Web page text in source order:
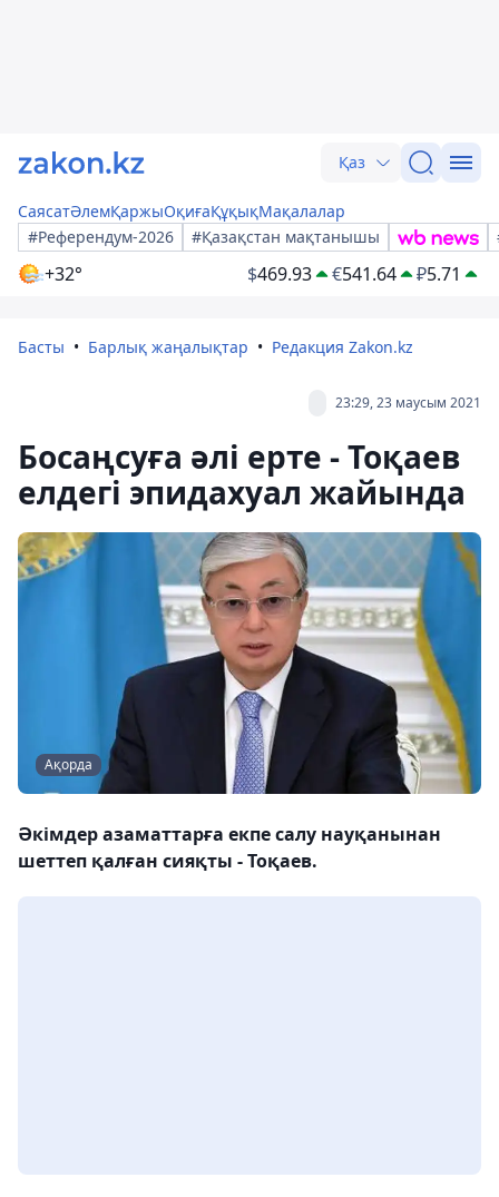
Қаз
СаясатӘлемҚаржыОқиғаҚұқықМақалалар
#Референдум-2026
#Қазақстан мақтанышы
+32° $469.93 €541.64 ₽5.71
Басты Барлық жаңалықтар Редакция Zakon.kz
23:29, 23 маусым 2021
Босаңсуға әлі ерте - Тоқаев
елдегі эпидахуал жайында
Ақорда
Әкімдер азаматтарға екпе салу науқанынан
шеттеп қалған сияқты - Тоқаев.